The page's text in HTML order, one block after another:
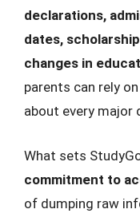
declarations,
dates,
changes in
parents can rely
about every
What sets
commitment to
of dumping raw